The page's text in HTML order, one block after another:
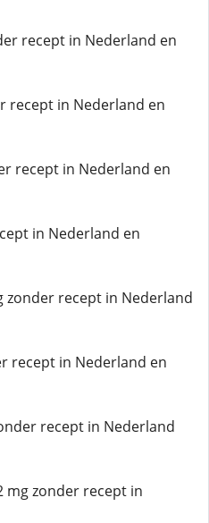
recept in Nederland en
recept in Nederland en
recept in Nederland en
in Nederland en
zonder recept in Nederland
recept in Nederland en
recept in Nederland
mg zonder recept in